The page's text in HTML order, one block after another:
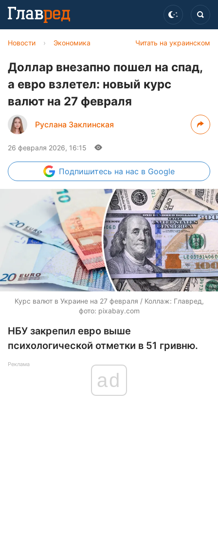
Читать на украинском
Новости › Экономика
Доллар внезапно пошел на спад,
а евро взлетел: новый курс
валют на 27 февраля
Руслана Заклинская
26 февраля 2026, 16:15
Подпишитесь на нас в Google
Курс валют в Украине на 27 февраля / Коллаж: Главред,
фото: pixabay.com
НБУ закрепил евро выше
психологической отметки в 51 гривню.
Реклама
ad